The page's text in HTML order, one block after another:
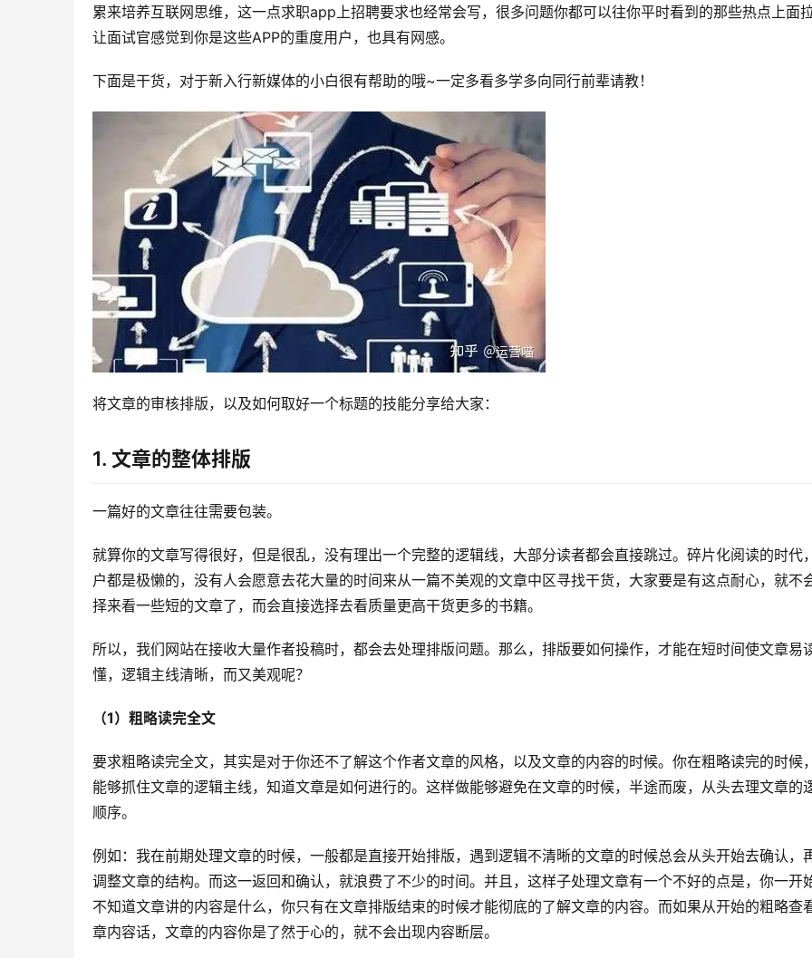
累来培养互联网思维，这一点求职app上招聘要求也经常会写，很多问题你都可以往你平时看到的那些热点上面拉
让面试官感觉到你是这些APP的重度用户，也具有网感。
下面是干货，对于新入行新媒体的小白很有帮助的哦~一定多看多学多向同行前辈请教！
将文章的审核排版，以及如何取好一个标题的技能分享给大家：
1. 文章的整体排版
一篇好的文章往往需要包装。
就算你的文章写得很好，但是很乱，没有理出一个完整的逻辑线，大部分读者都会直接跳过。碎片化阅读的时代
户都是极懒的，没有人会愿意去花大量的时间来从一篇不美观的文章中区寻找干货，大家要是有这点耐心，就不
择来看一些短的文章了，而会直接选择去看质量更高干货更多的书籍。
所以，我们网站在接收大量作者投稿时，都会去处理排版问题。那么，排版要如何操作，才能在短时间使文章易
懂，逻辑主线清晰，而又美观呢？
（1）粗略读完全文
要求粗略读完全文，其实是对于你还不了解这个作者文章的风格，以及文章的内容的时候。你在粗略读完的时候
能够抓住文章的逻辑主线，知道文章是如何进行的。这样做能够避免在文章的时候，半途而废，从头去理文章的
顺序。
例如：我在前期处理文章的时候，一般都是直接开始排版，遇到逻辑不清晰的文章的时候总会从头开始去确认，
调整文章的结构。而这一返回和确认，就浪费了不少的时间。并且，这样子处理文章有一个不好的点是，你一开
不知道文章讲的内容是什么，你只有在文章排版结束的时候才能彻底的了解文章的内容。而如果从开始的粗略查
章内容话，文章的内容你是了然于心的，就不会出现内容断层。